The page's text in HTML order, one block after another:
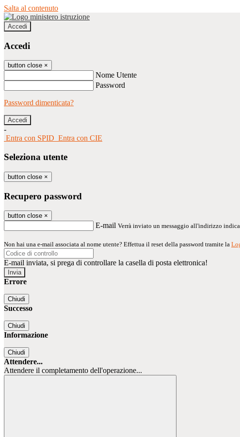
Salta al contenuto
Accedi
Accedi
button close ×
Nome Utente
Password
Password dimenticata?
-
Entra con SPID Entra con CIE
Seleziona utente
button close ×
Recupero password
button close ×
E-mail Verrà inviato un messaggio all'indirizzo
Non hai una e-mail associata al nome utente? Effettua il reset della password tramite la
E-mail inviata, si prega di controllare la casella di posta elettronica!
Errore
Chiudi
Successo
Chiudi
Informazione
Chiudi
Attendere...
Attendere il completamento dell'operazione...